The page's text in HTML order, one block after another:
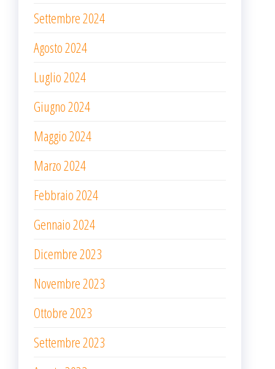
Settembre 2024
Agosto 2024
Luglio 2024
Giugno 2024
Maggio 2024
Marzo 2024
Febbraio 2024
Gennaio 2024
Dicembre 2023
Novembre 2023
Ottobre 2023
Settembre 2023